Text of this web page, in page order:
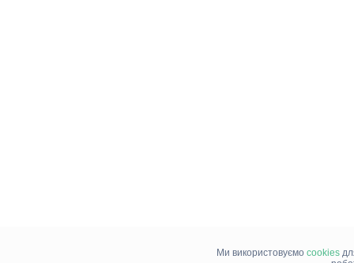
Ми використовуємо cookies